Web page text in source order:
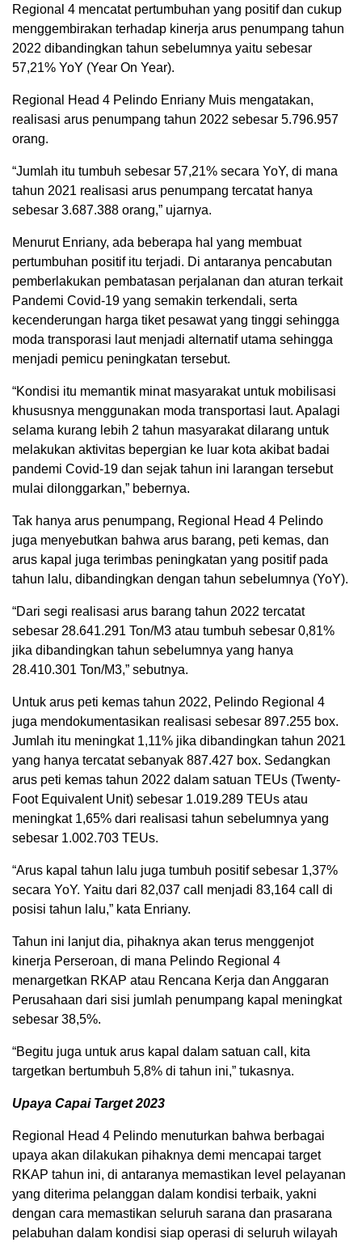
Regional 4 mencatat pertumbuhan yang positif dan cukup
menggembirakan terhadap kinerja arus penumpang tahun
2022 dibandingkan tahun sebelumnya yaitu sebesar
57,21% YoY (Year On Year).
Regional Head 4 Pelindo Enriany Muis mengatakan,
realisasi arus penumpang tahun 2022 sebesar 5.796.957
orang.
“Jumlah itu tumbuh sebesar 57,21% secara YoY, di mana
tahun 2021 realisasi arus penumpang tercatat hanya
sebesar 3.687.388 orang,” ujarnya.
Menurut Enriany, ada beberapa hal yang membuat
pertumbuhan positif itu terjadi. Di antaranya pencabutan
pemberlakukan pembatasan perjalanan dan aturan terkait
Pandemi Covid-19 yang semakin terkendali, serta
kecenderungan harga tiket pesawat yang tinggi sehingga
moda transporasi laut menjadi alternatif utama sehingga
menjadi pemicu peningkatan tersebut.
“Kondisi itu memantik minat masyarakat untuk mobilisasi
khususnya menggunakan moda transportasi laut. Apalagi
selama kurang lebih 2 tahun masyarakat dilarang untuk
melakukan aktivitas bepergian ke luar kota akibat badai
pandemi Covid-19 dan sejak tahun ini larangan tersebut
mulai dilonggarkan,” bebernya.
Tak hanya arus penumpang, Regional Head 4 Pelindo
juga menyebutkan bahwa arus barang, peti kemas, dan
arus kapal juga terimbas peningkatan yang positif pada
tahun lalu, dibandingkan dengan tahun sebelumnya (YoY).
“Dari segi realisasi arus barang tahun 2022 tercatat
sebesar 28.641.291 Ton/M3 atau tumbuh sebesar 0,81%
jika dibandingkan tahun sebelumnya yang hanya
28.410.301 Ton/M3,” sebutnya.
Untuk arus peti kemas tahun 2022, Pelindo Regional 4
juga mendokumentasikan realisasi sebesar 897.255 box.
Jumlah itu meningkat 1,11% jika dibandingkan tahun 2021
yang hanya tercatat sebanyak 887.427 box. Sedangkan
arus peti kemas tahun 2022 dalam satuan TEUs (Twenty-
Foot Equivalent Unit) sebesar 1.019.289 TEUs atau
meningkat 1,65% dari realisasi tahun sebelumnya yang
sebesar 1.002.703 TEUs.
“Arus kapal tahun lalu juga tumbuh positif sebesar 1,37%
secara YoY. Yaitu dari 82,037 call menjadi 83,164 call di
posisi tahun lalu,” kata Enriany.
Tahun ini lanjut dia, pihaknya akan terus menggenjot
kinerja Perseroan, di mana Pelindo Regional 4
menargetkan RKAP atau Rencana Kerja dan Anggaran
Perusahaan dari sisi jumlah penumpang kapal meningkat
sebesar 38,5%.
“Begitu juga untuk arus kapal dalam satuan call, kita
targetkan bertumbuh 5,8% di tahun ini,” tukasnya.
Upaya Capai Target 2023
Regional Head 4 Pelindo menuturkan bahwa berbagai
upaya akan dilakukan pihaknya demi mencapai target
RKAP tahun ini, di antaranya memastikan level pelayanan
yang diterima pelanggan dalam kondisi terbaik, yakni
dengan cara memastikan seluruh sarana dan prasarana
pelabuhan dalam kondisi siap operasi di seluruh wilayah